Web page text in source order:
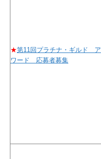
★第11回プラチナ・ギルド ア
ワード 応募者募集